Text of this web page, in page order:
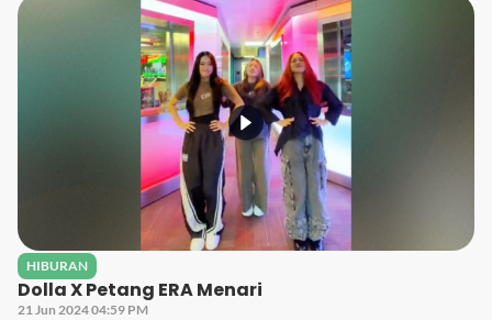
HIBURAN
Dolla X Petang ERA Menari
21 Jun 2024 04:59 PM